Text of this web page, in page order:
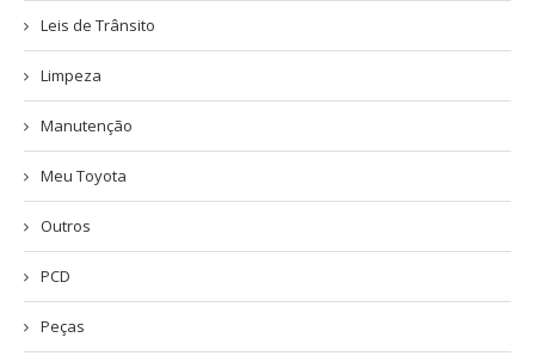
Leis de Trânsito
Limpeza
Manutenção
Meu Toyota
Outros
PCD
Peças